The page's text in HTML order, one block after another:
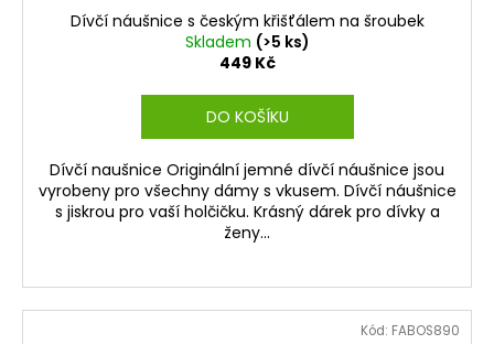
Dívčí náušnice s českým křišťálem na šroubek
Skladem (>5 ks)
449 Kč
DO KOŠÍKU
Dívčí naušnice Originální jemné dívčí náušnice jsou
vyrobeny pro všechny dámy s vkusem. Dívčí náušnice
s jiskrou pro vaší holčičku. Krásný dárek pro dívky a
ženy...
Kód: FABOS890